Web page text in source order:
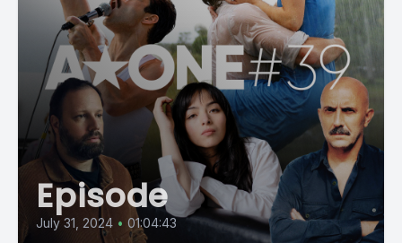
Episode
July 31, 2024 • 01:04:43